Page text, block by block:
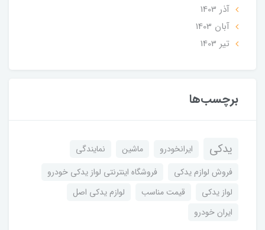
آذر 1403
آبان 1403
تير 1403
برچسب‌ها
یدکی ایرانخودرو ماشین
نمایندگی
فروش لوازم یدکی
فروشگاه اینترنتی لواز یدکی خودرو
لواز یدکی
قیمت مناسب
لوازم یدکی اصل
ایران خودرو